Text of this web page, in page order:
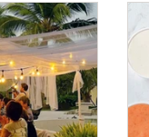
スの最後には
ウムをオマージ
場｡
アリング
香り､造り手の
酒ソムリエの解